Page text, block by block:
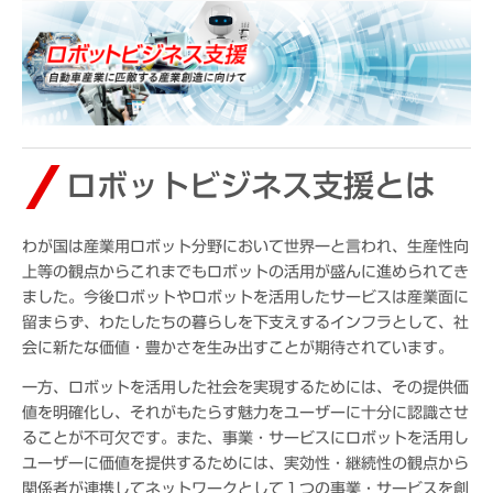
ロボットビジネス支援とは
わが国は産業用ロボット分野において世界一と言われ、生産性向
上等の観点からこれまでもロボットの活用が盛んに進められてき
ました。今後ロボットやロボットを活用したサービスは産業面に
留まらず、わたしたちの暮らしを下支えするインフラとして、社
会に新たな価値・豊かさを生み出すことが期待されています。
一方、ロボットを活用した社会を実現するためには、その提供価
値を明確化し、それがもたらす魅力をユーザーに十分に認識させ
ることが不可欠です。また、事業・サービスにロボットを活用し
ユーザーに価値を提供するためには、実効性・継続性の観点から
関係者が連携してネットワークとして１つの事業・サービスを創